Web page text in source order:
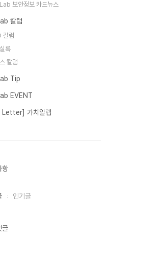
보안정보 카드뉴스
칼럼
칼럼
록
칼럼
Tip
EVENT
Letter] 가치알랩
항
인기글
글